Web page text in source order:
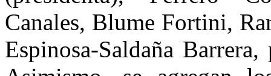
Canales, Blume Fortini,
Espinosa-Saldaña